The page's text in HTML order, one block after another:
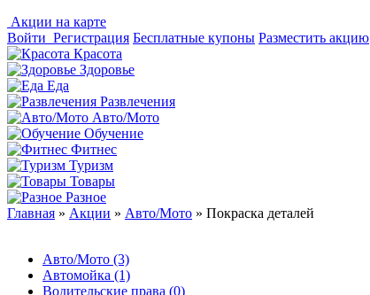
Акции на карте
Войти Регистрация Бесплатные купоны Разместить акцию
Красота
Здоровье
Еда
Развлечения
Авто/Мото
Обучение
Фитнес
Туризм
Товары
Разное
Главная » Акции » Авто/Мото » Покраска деталей
Авто/Мото (3)
Автомойка (1)
Водительские права (0)